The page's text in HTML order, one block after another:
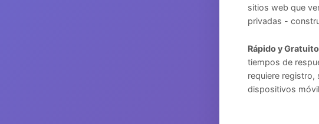
sitios web que
privadas -
Rápido y
tiempos de
requiere registro,
dispositivos